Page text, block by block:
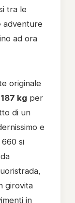
tra le
adventure
ad ora
originale
187 kg per
di un
e
si
girovita
in